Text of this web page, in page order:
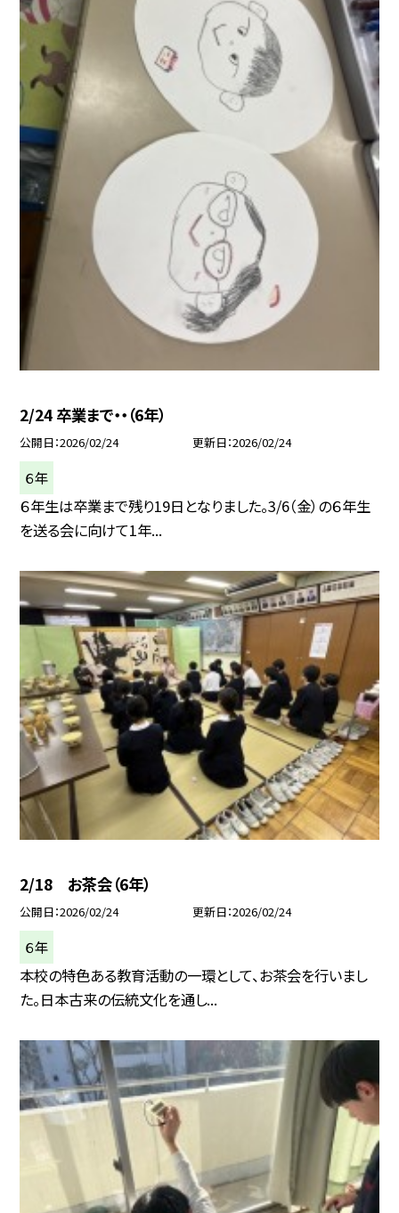
2/24 卒業まで・・（6年）
公開日 2026/02/24 更新日 2026/02/24
６年
６年生は卒業まで残り19日となりました。3/6（金）の６年生
を送る会に向けて1年...
2/18 お茶会（6年）
公開日 2026/02/24 更新日 2026/02/24
６年
本校の特色ある教育活動の一環として、お茶会を行いまし
た。日本古来の伝統文化を通し...